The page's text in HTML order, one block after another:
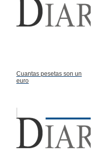
Cuantas pesetas son un
euro